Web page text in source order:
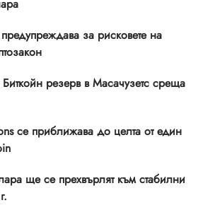
за рисковете на
резерв в Масачузетс среща
се приближава до целта от един
ще се прехвърлят към стабилни